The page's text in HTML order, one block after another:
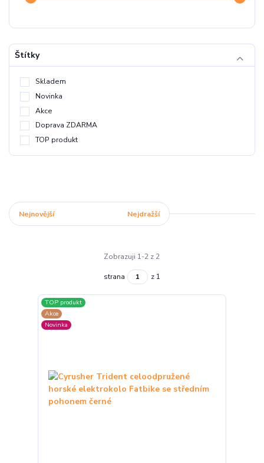
Štítky
Skladem
Novinka
Akce
Doprava ZDARMA
TOP produkt
Nejnovější Nejdražší
Zobrazuji 1-2 z 2
strana z 1
TOP produkt
Akce
Novinka